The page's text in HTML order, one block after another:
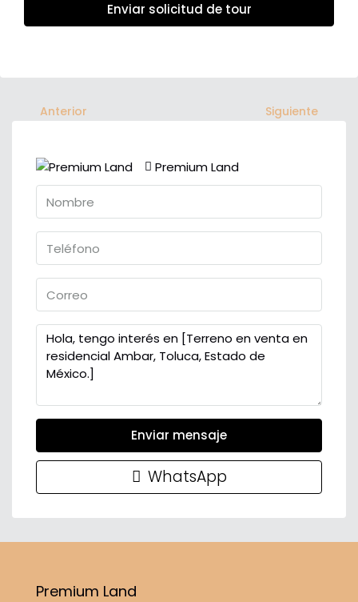
Enviar solicitud de tour
Anterior Siguiente
Premium Land
Enviar mensaje
WhatsApp
Premium Land